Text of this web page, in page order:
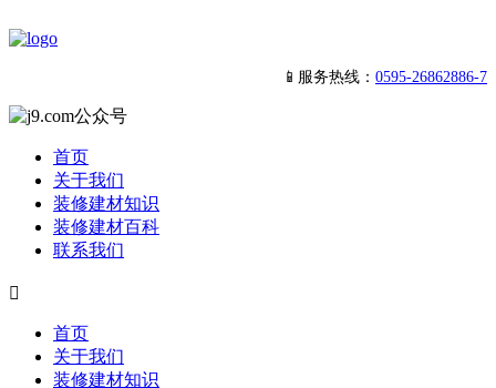
📱服务热线： 0595-26862886-7
首页
关于我们
装修建材知识
装修建材百科
联系我们

首页
关于我们
装修建材知识